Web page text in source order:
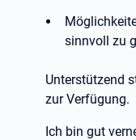
sinnvoll zu
Unterstützend
zur Verfügung.
Ich bin gut